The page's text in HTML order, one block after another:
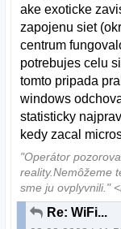
ake exoticke
zapojenu siet
centrum
potrebujes celu
tomto pripada
windows
statisticky
kedy zacal
"Operátor
reality.Nemôžeme
sme ju ovplyvnili."
Re: WiFi...